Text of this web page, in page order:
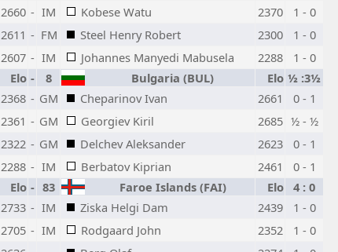
2660 - IM Kobese Watu 2370
1 - 0
2611 - FM Steel Henry Robert 2300
1 - 0
2607 - IM Johannes Manyedi Mabusela 2288
1 - 0
Elo - 8 Bulgaria (BUL) Elo ½ :3½
2368 - GM Cheparinov Ivan 2661
0 - 1
2361 - GM Georgiev Kiril 2685 ½ - ½
2322 - GM Delchev Aleksander 2623
0 - 1
2288 - IM Berbatov Kiprian 2461
0 - 1
Elo - 83 Faroe Islands (FAI) Elo 4 : 0
2733 - IM Ziska Helgi Dam 2439
1 - 0
2705 - IM Rodgaard John 2352
1 - 0